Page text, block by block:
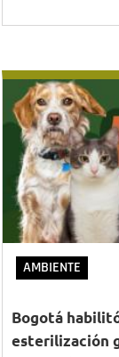
AMBIENTE
Bogotá
esterilización